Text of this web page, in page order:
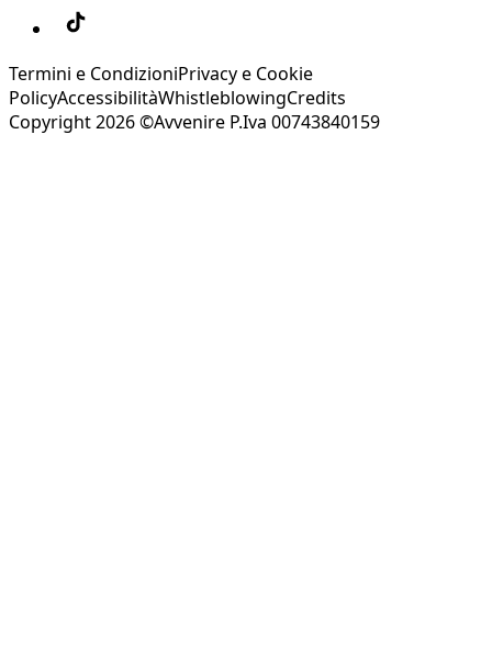
Termini e CondizioniPrivacy e Cookie
PolicyAccessibilitàWhistleblowingCredits
Copyright 2026 ©Avvenire P.Iva 00743840159